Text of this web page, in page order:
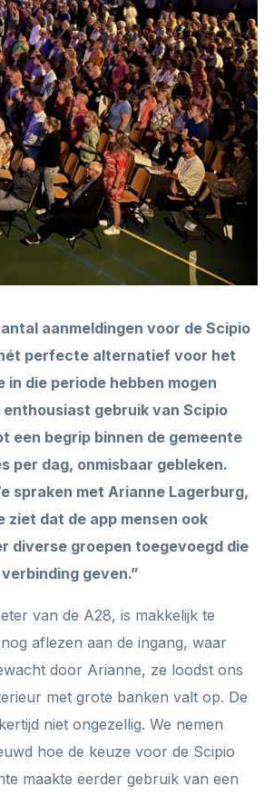
aanmeldingen voor de Scipio
perfecte alternatief voor het
die periode hebben mogen
gebruik van Scipio
een begrip binnen de gemeente
per dag, onmisbaar gebleken.
spraken met Arianne Lagerburg,
ziet dat de app mensen ook
diverse groepen toegevoegd die
geven.”
van de A28, is makkelijk te
aflezen aan de ingang, waar
door Arianne, ze loodst ons
met grote banken valt op. De
niet ongezellig. We nemen
hoe de keuze voor de Scipio
maakte eerder gebruik van een